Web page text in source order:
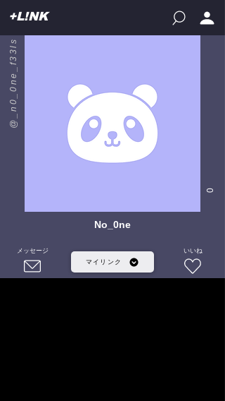
+L!NK
@_n0_0ne_f33ls
0
No_0ne
メッセージ
マイリンク
いいね